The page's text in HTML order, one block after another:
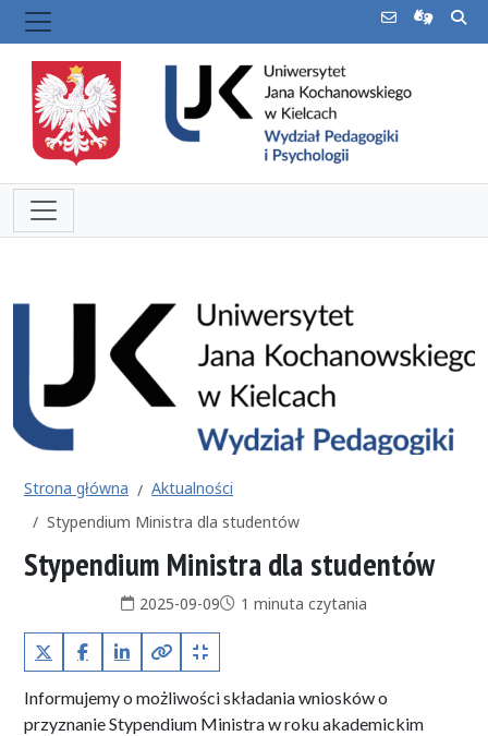
Strona główna
Aktualności
Stypendium Ministra dla studentów
Stypendium Ministra dla studentów
Data publikacji:
2025-09-09Czas czytania:
1 minuta czytania
X (Twitter)FacebookLinkedInKopiuj pełny link
Kopiuj krótki link
Informujemy o możliwości składania wniosków o
przyznanie Stypendium Ministra w roku akademickim